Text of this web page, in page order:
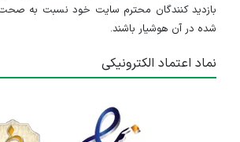
بازدید کنندگان محترم سایت خود نسبت به
شده در آن هوشیار باشند.
نماد اعتماد الکترونیکی